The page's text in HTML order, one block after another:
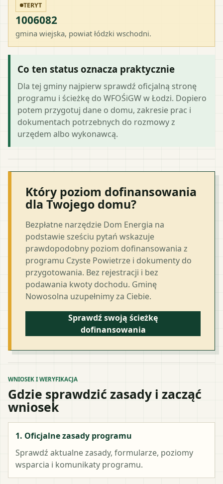
TERYT
1006082
gmina wiejska, powiat łódzki wschodni.
Co ten status oznacza praktycznie
Dla tej gminy najpierw sprawdź oficjalną stronę
programu i ścieżkę do WFOŚiGW w Łodzi. Dopiero
potem przygotuj dane o domu, zakresie prac i
dokumentach potrzebnych do rozmowy z
urzędem albo wykonawcą.
Który poziom dofinansowania
dla Twojego domu?
Bezpłatne narzędzie Dom Energia na
podstawie sześciu pytań wskazuje
prawdopodobny poziom dofinansowania z
programu Czyste Powietrze i dokumenty do
przygotowania. Bez rejestracji i bez
podawania kwoty dochodu. Gminę
Nowosolna uzupełnimy za Ciebie.
Sprawdź swoją ścieżkę
dofinansowania
WNIOSEK I WERYFIKACJA
Gdzie sprawdzić zasady i zacząć
wniosek
1. Oficjalne zasady programu
Sprawdź aktualne zasady, formularze, poziomy
wsparcia i komunikaty programu.